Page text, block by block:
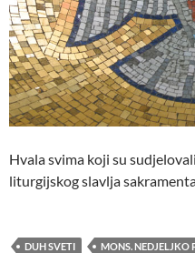
Hvala svima koji su
liturgijskog slavlja
DUH SVETI MONS. NEDJELJKO